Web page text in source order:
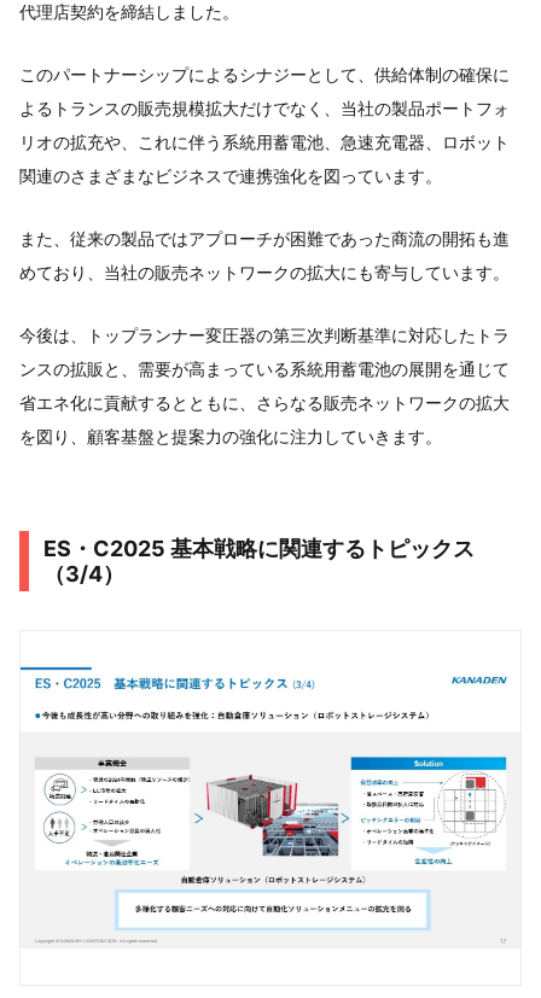
代理店契約を締結しました。
このパートナーシップによるシナジーとして、供給体制の確保に
よるトランスの販売規模拡大だけでなく、当社の製品ポートフォ
リオの拡充や、これに伴う系統用蓄電池、急速充電器、ロボット
関連のさまざまなビジネスで連携強化を図っています。
また、従来の製品ではアプローチが困難であった商流の開拓も進
めており、当社の販売ネットワークの拡大にも寄与しています。
今後は、トップランナー変圧器の第三次判断基準に対応したトラ
ンスの拡販と、需要が高まっている系統用蓄電池の展開を通じて
省エネ化に貢献するとともに、さらなる販売ネットワークの拡大
を図り、顧客基盤と提案力の強化に注力していきます。
ES・C2025 基本戦略に関連するトピックス
（3/4）